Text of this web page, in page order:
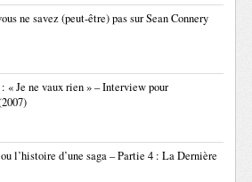
ne savez (peut-être) pas sur Sean Connery
« Je ne vaux rien » – Interview pour
l’histoire d’une saga – Partie 4 : La Dernière